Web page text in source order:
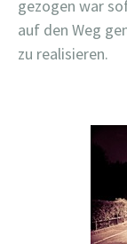
gezogen war
auf den Weg
zu realisieren.